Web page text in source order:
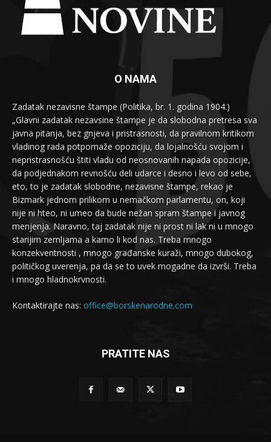
O NAMA
Zadatak nezavisne štampe (Politika, br. 1. godina 1904.)
„Glavni zadatak nezavsine štampe je da slobodna pretresa sva
javna pitanja, bez gnjeva i pristrasnosti, da pravilnom kritikom
vladinog rada potpomaže opoziciju, da lojalnošću svojom i
nepristrasnošću štiti vladu od neosnovanih napada opozicije,
da podjednakom revnošću deli udarce i desno i levo od sebe,
eto, to je zadatak slobodne, nezavisne štampe, rekao je
Bizmark jednom prilikom u nemačkom parlamentu, on, koji
nije ni hteo, ni umeo da bude nežan spram štampe i javnog
menjenja. Naravno, taj zadatak nije ni prost ni lak ni u mnogo
starijim zemljama a kamo li kod nas. Treba mnogo
konzekventnosti , mnogo građanske kuraži, mnogo dubokog,
političkog uverenja, pa da se to uvek mogadne da izvrši. Treba
i mnogo hladnokrvnosti.
Kontaktirajte nas: office@borskenarodne.com
PRATITE NAS